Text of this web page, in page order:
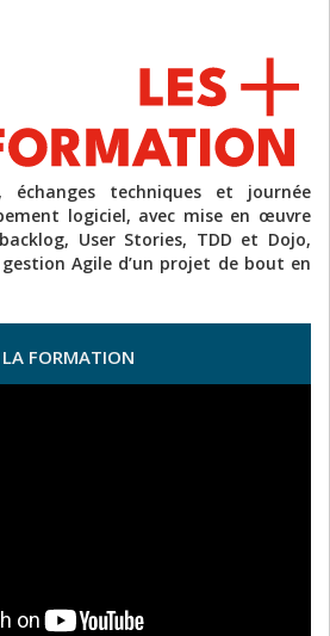
échanges techniques et journée
logiciel, avec mise en œuvre
User Stories, TDD et Dojo,
Agile d’un projet de bout en
FORMATION